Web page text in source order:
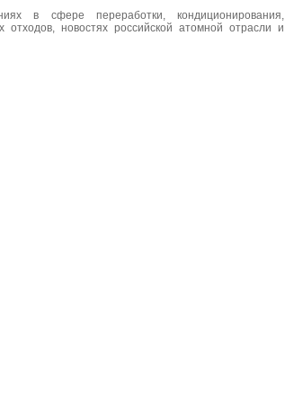
в сфере переработки, кондиционирования,
отходов, новостях российской атомной отрасли и